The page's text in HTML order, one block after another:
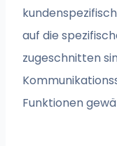
auf die
zugeschnitten
Funktionen